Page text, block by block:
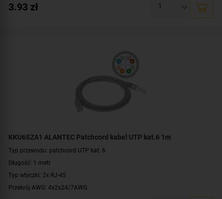
Kolor: jasnoszary
3.93 zł
KKU6SZA1 ALANTEC Patchcord kabel UTP kat.6 1m
Typ przewodu: patchcord UTP kat. 6
Długość: 1 metr
Typ wtyczki: 2x RJ-45
Przekrój AWG: 4x2x24/7AWG